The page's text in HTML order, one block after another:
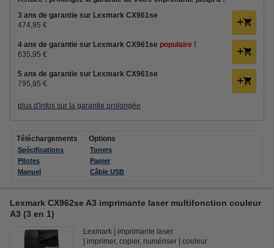
3 ans de garantie sur Lexmark CX961se
474,95 €
4 ans de garantie sur Lexmark CX961se populaire !
635,95 €
5 ans de garantie sur Lexmark CX961se
795,95 €
plus d'infos sur la garantie prolongée
Téléchargements
Spécifications
Pilotes
Manuel
Options
Toners
Papier
Câble USB
Lexmark CX962se A3 imprimante laser multifonction couleur
A3 (3 en 1)
Lexmark
imprimante laser
imprimer, copier, numériser
couleur